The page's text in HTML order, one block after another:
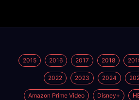
2015 2016 2017 2018
2022 2023 2024
Amazon Prime Video Disney+